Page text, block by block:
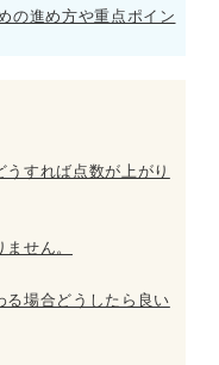
の進め方や重点ポイン
すれば点数が上がり
せん。
場合どうしたら良い